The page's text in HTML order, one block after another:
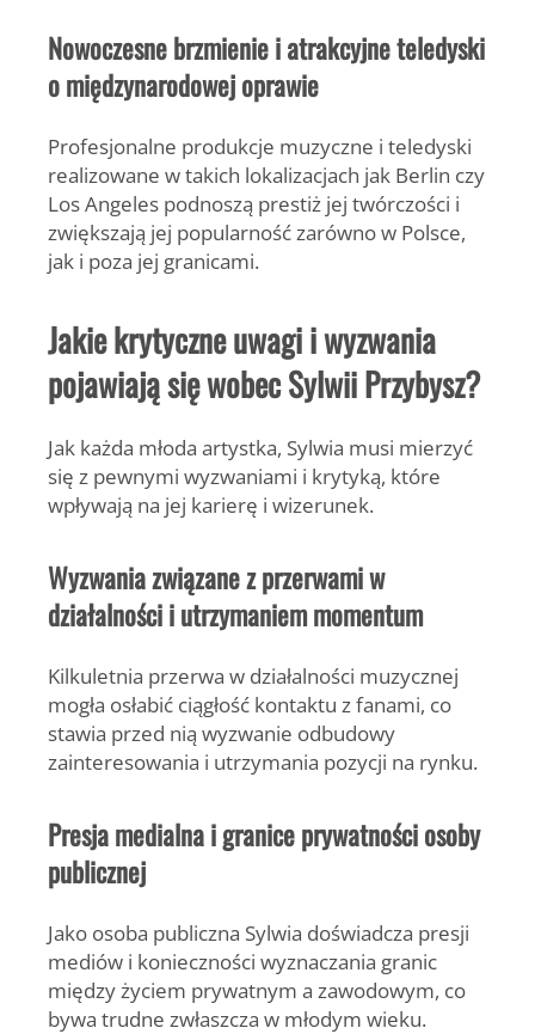
Nowoczesne brzmienie i atrakcyjne teledyski
o międzynarodowej oprawie
Profesjonalne produkcje muzyczne i teledyski
realizowane w takich lokalizacjach jak Berlin czy
Los Angeles podnoszą prestiż jej twórczości i
zwiększają jej popularność zarówno w Polsce,
jak i poza jej granicami.
Jakie krytyczne uwagi i wyzwania
pojawiają się wobec Sylwii Przybysz?
Jak każda młoda artystka, Sylwia musi mierzyć
się z pewnymi wyzwaniami i krytyką, które
wpływają na jej karierę i wizerunek.
Wyzwania związane z przerwami w
działalności i utrzymaniem momentum
Kilkuletnia przerwa w działalności muzycznej
mogła osłabić ciągłość kontaktu z fanami, co
stawia przed nią wyzwanie odbudowy
zainteresowania i utrzymania pozycji na rynku.
Presja medialna i granice prywatności osoby
publicznej
Jako osoba publiczna Sylwia doświadcza presji
mediów i konieczności wyznaczania granic
między życiem prywatnym a zawodowym, co
bywa trudne zwłaszcza w młodym wieku.